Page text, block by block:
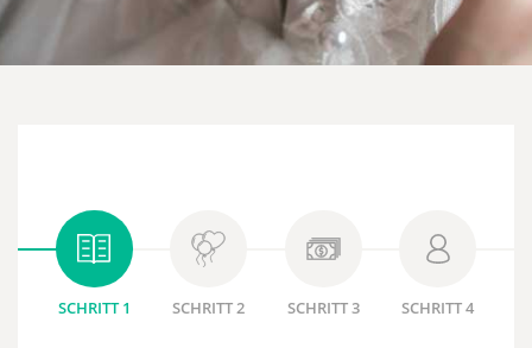
SCHRITT 1 SCHRITT 2 SCHRITT 3 SCHRITT 4